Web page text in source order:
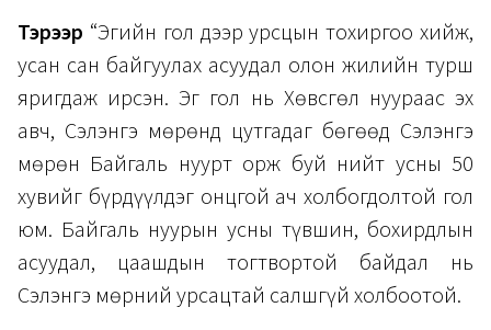
Тэрээр “Эгийн гол дээр урсцын тохиргоо хийж,
усан сан байгуулах асуудал олон жилийн турш
яригдаж ирсэн. Эг гол нь Хөвсгөл нуураас эх
авч, Сэлэнгэ мөрөнд цутгадаг бөгөөд Сэлэнгэ
мөрөн Байгаль нуурт орж буй нийт усны 50
хувийг бүрдүүлдэг онцгой ач холбогдолтой гол
юм. Байгаль нуурын усны түвшин, бохирдлын
асуудал, цаашдын тогтвортой байдал нь
Сэлэнгэ мөрний урсацтай салшгүй холбоотой.